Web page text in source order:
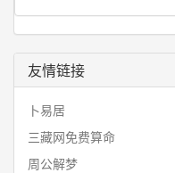
友情链接
卜易居
三藏网免费算命
周公解梦